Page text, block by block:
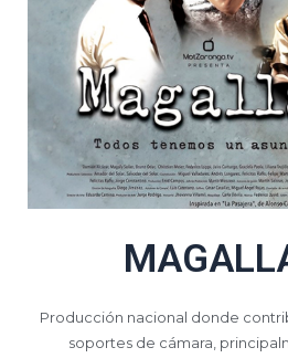
Producción nacional donde
soportes de cámara,